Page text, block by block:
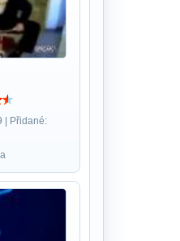
| Přidané: